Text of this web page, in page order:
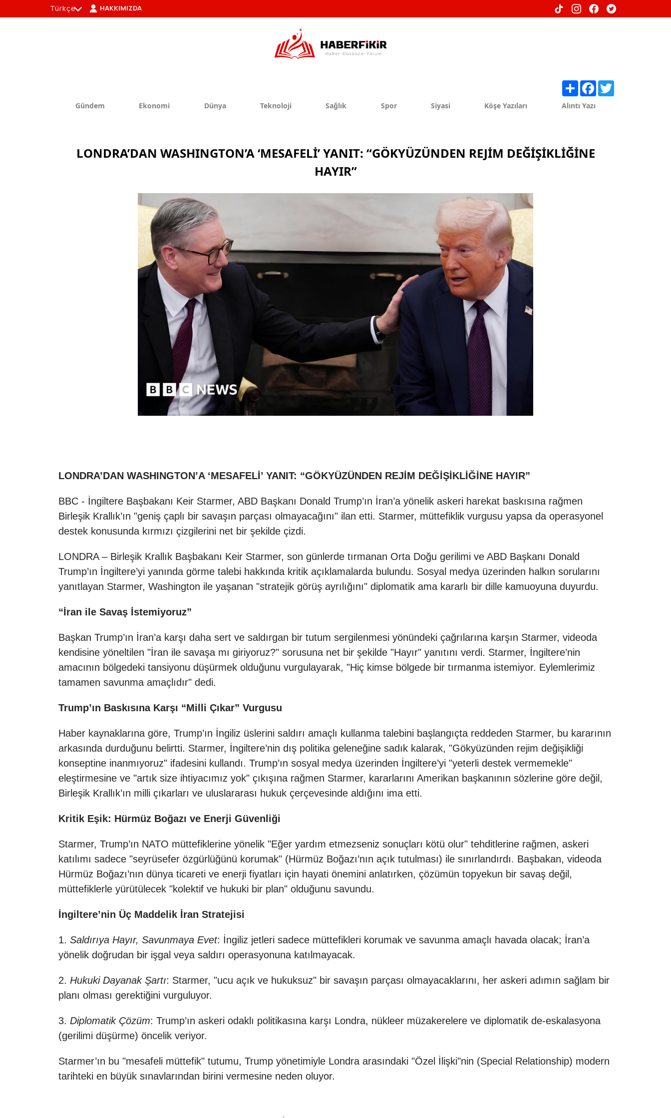
Gündem Ekonomi Dünya Teknoloji Sağlık Spor Siyasi Köşe Yazıları Alıntı Yazı
LONDRA’DAN WASHINGTON’A ‘MESAFELİ’ YANIT: “GÖKYÜZÜNDEN REJİM DEĞİŞİKLİĞİNE
HAYIR”
LONDRA’DAN WASHINGTON’A ‘MESAFELİ’ YANIT: “GÖKYÜZÜNDEN REJİM DEĞİŞİKLİĞİNE HAYIR”
BBC - İngiltere Başbakanı Keir Starmer, ABD Başkanı Donald Trump’ın İran’a yönelik askeri harekat baskısına rağmen
Birleşik Krallık’ın "geniş çaplı bir savaşın parçası olmayacağını" ilan etti. Starmer, müttefiklik vurgusu yapsa da operasyonel
destek konusunda kırmızı çizgilerini net bir şekilde çizdi.
LONDRA – Birleşik Krallık Başbakanı Keir Starmer, son günlerde tırmanan Orta Doğu gerilimi ve ABD Başkanı Donald
Trump’ın İngiltere’yi yanında görme talebi hakkında kritik açıklamalarda bulundu. Sosyal medya üzerinden halkın sorularını
yanıtlayan Starmer, Washington ile yaşanan "stratejik görüş ayrılığını" diplomatik ama kararlı bir dille kamuoyuna duyurdu.
“İran ile Savaş İstemiyoruz”
Başkan Trump’ın İran’a karşı daha sert ve saldırgan bir tutum sergilenmesi yönündeki çağrılarına karşın Starmer, videoda
kendisine yöneltilen "İran ile savaşa mı giriyoruz?" sorusuna net bir şekilde "Hayır" yanıtını verdi. Starmer, İngiltere’nin
amacının bölgedeki tansiyonu düşürmek olduğunu vurgulayarak, "Hiç kimse bölgede bir tırmanma istemiyor. Eylemlerimiz
tamamen savunma amaçlıdır" dedi.
Trump’ın Baskısına Karşı “Milli Çıkar” Vurgusu
Haber kaynaklarına göre, Trump’ın İngiliz üslerini saldırı amaçlı kullanma talebini başlangıçta reddeden Starmer, bu kararının
arkasında durduğunu belirtti. Starmer, İngiltere’nin dış politika geleneğine sadık kalarak, "Gökyüzünden rejim değişikliği
konseptine inanmıyoruz" ifadesini kullandı. Trump’ın sosyal medya üzerinden İngiltere’yi "yeterli destek vermemekle"
eleştirmesine ve "artık size ihtiyacımız yok" çıkışına rağmen Starmer, kararlarını Amerikan başkanının sözlerine göre değil,
Birleşik Krallık’ın milli çıkarları ve uluslararası hukuk çerçevesinde aldığını ima etti.
Kritik Eşik: Hürmüz Boğazı ve Enerji Güvenliği
Starmer, Trump’ın NATO müttefiklerine yönelik "Eğer yardım etmezseniz sonuçları kötü olur" tehditlerine rağmen, askeri
katılımı sadece "seyrüsefer özgürlüğünü korumak" (Hürmüz Boğazı’nın açık tutulması) ile sınırlandırdı. Başbakan, videoda
Hürmüz Boğazı’nın dünya ticareti ve enerji fiyatları için hayati önemini anlatırken, çözümün topyekun bir savaş değil,
müttefiklerle yürütülecek "kolektif ve hukuki bir plan" olduğunu savundu.
İngiltere’nin Üç Maddelik İran Stratejisi
1. Saldırıya Hayır, Savunmaya Evet: İngiliz jetleri sadece müttefikleri korumak ve savunma amaçlı havada olacak; İran’a
yönelik doğrudan bir işgal veya saldırı operasyonuna katılmayacak.
2. Hukuki Dayanak Şartı: Starmer, "ucu açık ve hukuksuz" bir savaşın parçası olmayacaklarını, her askeri adımın sağlam bir
planı olması gerektiğini vurguluyor.
3. Diplomatik Çözüm: Trump’ın askeri odaklı politikasına karşı Londra, nükleer müzakerelere ve diplomatik de-eskalasyona
(gerilimi düşürme) öncelik veriyor.
Starmer’ın bu "mesafeli müttefik" tutumu, Trump yönetimiyle Londra arasındaki "Özel İlişki"nin (Special Relationship) modern
tarihteki en büyük sınavlarından birini vermesine neden oluyor.
Share Facebook
Türkçe
HAKKIMIZDA